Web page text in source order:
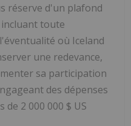
réserve d'un plafond
incluant toute
où Iceland
une redevance,
sa participation
des dépenses
2 000 000 $ US